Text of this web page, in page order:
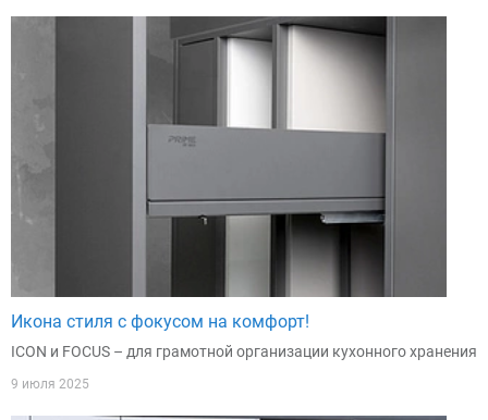
Икона стиля с фокусом на комфорт!
ICON и FOCUS – для грамотной организации кухонного хранения
9 июля 2025